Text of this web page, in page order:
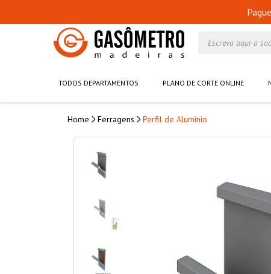
TODOS DEPARTAMENTOS PLANO DE CORTE ONLINE
Ferragens Perfil de Alumínio